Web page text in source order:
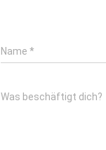
Name *
Was beschäftigt dich?